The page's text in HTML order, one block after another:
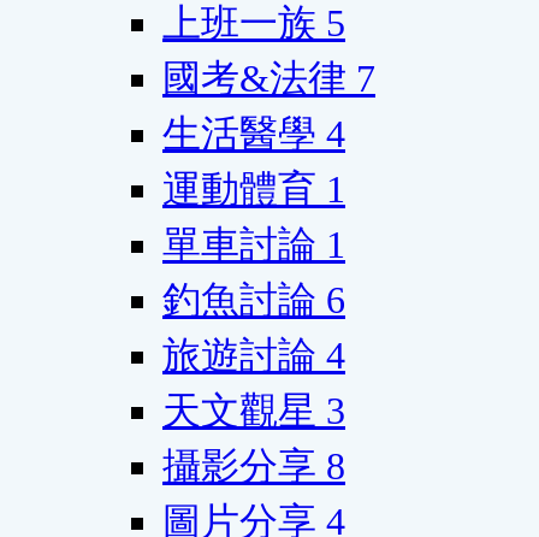
上班一族 5
國考&法律 7
生活醫學 4
運動體育 1
單車討論 1
釣魚討論 6
旅遊討論 4
天文觀星 3
攝影分享 8
圖片分享 4